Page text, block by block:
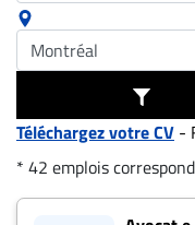
Juridiques
Campus
Archives
CARRIÈRE
Téléchargez votre CV -
* 42 emplois
42 offres pour